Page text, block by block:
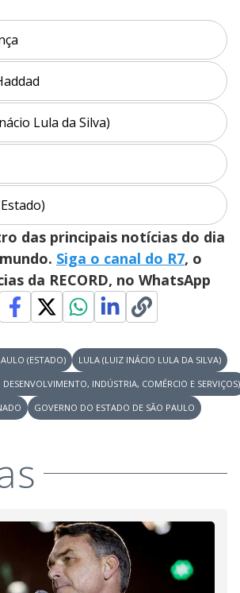
Lula da Silva)
das principais notícias do dia
Siga o canal do R7, o
da RECORD, no WhatsApp
(ESTADO)
LULA (LUIZ INÁCIO LULA DA SILVA)
INDÚSTRIA, COMÉRCIO E SERVIÇOS)
GOVERNO DO ESTADO DE SÃO PAULO